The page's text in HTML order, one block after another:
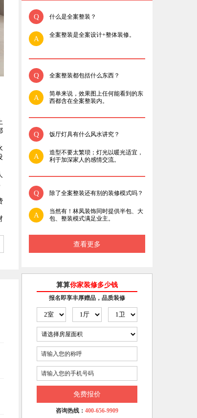
Q 什么是全案整装？
A 全案整装是全案设计+整体装修。
Q 全案整装都包括什么东西？
A
简单来说，效果图上任何能看到的东
西都含在全案整装内。
Q 饭厅灯具有什么风水讲究？
A
造型不要太繁琐；灯光以暖光适宜，
利于加深家人的感情交流。
Q 除了全案整装还有别的装修模式吗？
A
当然有！林凤装饰同时提供半包、大
包、整装模式满足业主。
查看更多
算算你家装修多少钱
报名即享丰厚赠品，品质装修
免费报价
咨询热线： 400-656-9909